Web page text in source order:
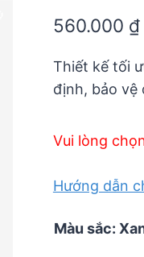
out
560.000 ₫
Thiết kế tối
định, bảo vệ
Vui lòng
Hướng dẫn
Màu sắc: